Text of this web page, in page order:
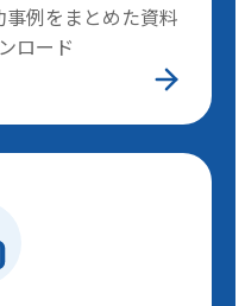
例をまとめた資料
ロード